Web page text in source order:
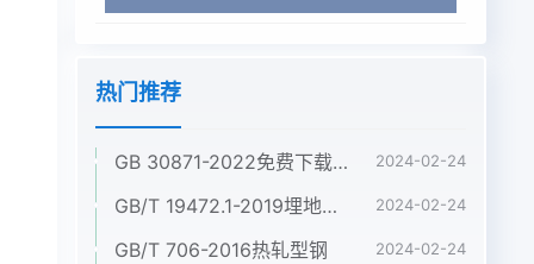
热门推荐
GB 30871-2022免费下载危险化学品企业特殊作业安全规范 2024-02-24
GB/T 19472.1-2019埋地用聚乙烯(PE)结构壁管道系统 第1部分:聚乙烯双壁波纹管材 2024-02-24
GB/T 706-2016热轧型钢 2024-02-24